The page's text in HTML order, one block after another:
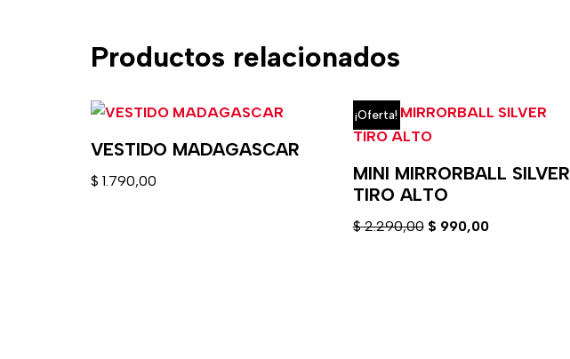
Productos relacionados
VESTIDO MADAGASCAR
$ 1.790,00
¡Oferta!
MINI MIRRORBALL SILVER
TIRO ALTO
$2.290,00 $ 990,00